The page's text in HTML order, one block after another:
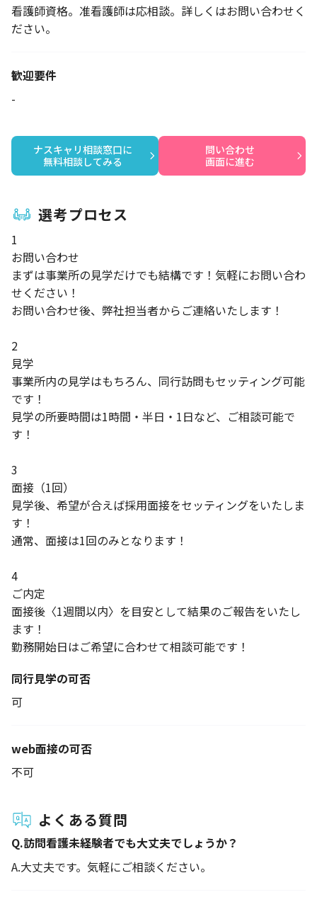
看護師資格。准看護師は応相談。詳しくはお問い合わせく
ださい。
歓迎要件
-
ナスキャリ相談窓口に
無料相談してみる
問い合わせ
画面に進む
選考プロセス
1
お問い合わせ
まずは事業所の見学だけでも結構です！気軽にお問い合わ
せください！
お問い合わせ後、弊社担当者からご連絡いたします！
2
見学
事業所内の見学はもちろん、同行訪問もセッティング可能
です！
見学の所要時間は1時間・半日・1日など、ご相談可能で
す！
3
面接（1回）
見学後、希望が合えば採用面接をセッティングをいたしま
す！
通常、面接は1回のみとなります！
4
ご内定
面接後〈1週間以内〉を目安として結果のご報告をいたし
ます！
勤務開始日はご希望に合わせて相談可能です！
同行見学の可否
可
web面接の可否
不可
よくある質問
Q.訪問看護未経験者でも大丈夫でしょうか？
A.大丈夫です。気軽にご相談ください。